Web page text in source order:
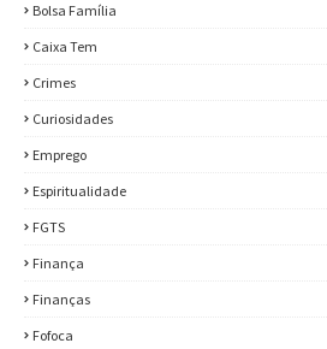
Bolsa Família
Caixa Tem
Crimes
Curiosidades
Emprego
Espiritualidade
FGTS
Finança
Finanças
Fofoca